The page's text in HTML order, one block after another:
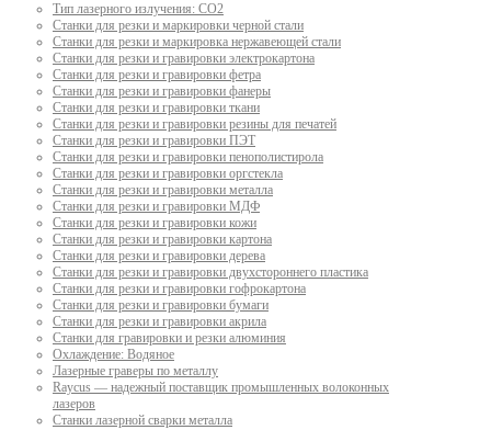
Тип лазерного излучения: СО2
Станки для резки и маркировки черной стали
Станки для резки и маркировка нержавеющей стали
Станки для резки и гравировки электрокартона
Станки для резки и гравировки фетра
Станки для резки и гравировки фанеры
Станки для резки и гравировки ткани
Станки для резки и гравировки резины для печатей
Станки для резки и гравировки ПЭТ
Станки для резки и гравировки пенополистирола
Станки для резки и гравировки оргстекла
Станки для резки и гравировки металла
Станки для резки и гравировки МДФ
Станки для резки и гравировки кожи
Станки для резки и гравировки картона
Станки для резки и гравировки дерева
Станки для резки и гравировки двухстороннего пластика
Станки для резки и гравировки гофрокартона
Станки для резки и гравировки бумаги
Станки для резки и гравировки акрила
Станки для гравировки и резки алюминия
Охлаждение: Водяное
Лазерные граверы по металлу
Raycus — надежный поставщик промышленных волоконных
лазеров
Cтанки лазерной сварки металла